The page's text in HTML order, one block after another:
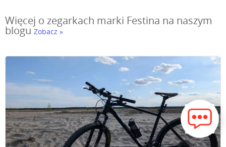
Więcej o zegarkach marki Festina na naszym
bloguZobacz »